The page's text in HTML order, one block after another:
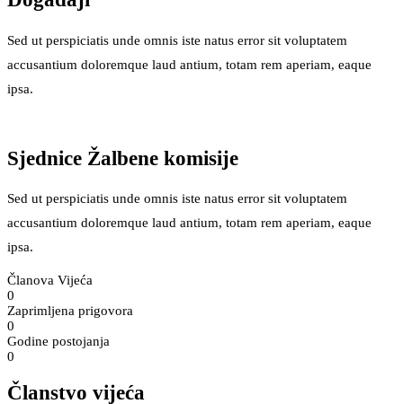
Sed ut perspiciatis unde omnis iste natus error sit voluptatem
accusantium doloremque laud antium, totam rem aperiam, eaque
ipsa.
Sjednice Žalbene komisije
Sed ut perspiciatis unde omnis iste natus error sit voluptatem
accusantium doloremque laud antium, totam rem aperiam, eaque
ipsa.
Članova Vijeća
0
Zaprimljena prigovora
0
Godine postojanja
0
Članstvo vijeća